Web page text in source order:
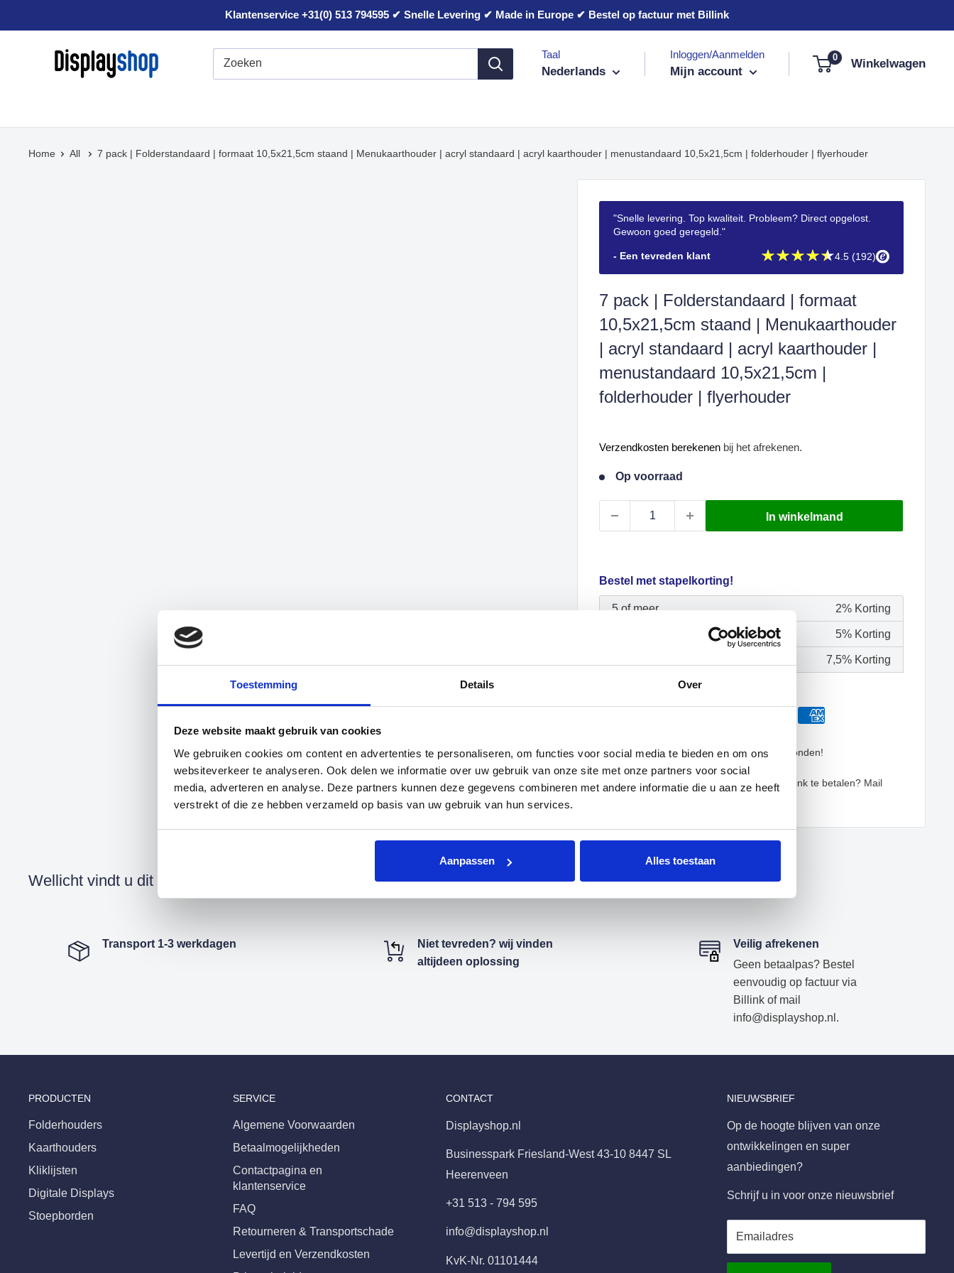
Toestemming Details Over
Deze website maakt gebruik van cookies
We gebruiken cookies om content en advertenties te personaliseren, om functies voor social media te bieden en om ons
websiteverkeer te analyseren. Ook delen we informatie over uw gebruik van onze site met onze partners voor social
media, adverteren en analyse. Deze partners kunnen deze gegevens combineren met andere informatie die u aan ze heeft
verstrekt of die ze hebben verzameld op basis van uw gebruik van hun services.
Aanpassen Alles toestaan
voorbij
Klantenservice +31(0) 513 794595 ✔ Snelle Levering ✔ Made in Europe ✔ Bestel op factuur met Billink
Displayshop.nl Taal
Nederlands
Inloggen/Aanmelden
Mijn account
0 Winkelwagen
Home All 7 pack | Folderstandaard | formaat 10,5x21,5cm staand | Menukaarthouder | acryl standaard | acryl kaarthouder | menustandaard 10,5x21,5cm | folderhouder | flyerhouder
"Snelle levering. Top kwaliteit. Probleem? Direct opgelost.
Gewoon goed geregeld."
- Een tevreden klant 4.5 (192)
7 pack | Folderstandaard | formaat
10,5x21,5cm staand | Menukaarthouder
| acryl standaard | acryl kaarthouder |
menustandaard 10,5x21,5cm |
folderhouder | flyerhouder
Verkoopprijs
Verzendkosten berekenen bij het afrekenen.
Op voorraad
In winkelmand
Bestel met stapelkorting!
5 of meer 2% Korting
5% Korting
7,5% Korting
Voor 15:00 besteld is dezelfde dag verzonden!
Koop nu, betaal later met Billink
Geen mogelijkheid om op factuur via Billink te betalen? Mail
Wellicht vindt u dit ook leuk
Transport 1-3 werkdagen
Niet tevreden? wij vinden
altijdeen oplossing
Veilig afrekenen
Geen betaalpas? Bestel
eenvoudig op factuur via
Billink of mail
info@displayshop.nl.
PRODUCTEN
Folderhouders
Kaarthouders
Kliklijsten
Digitale Displays
Stoepborden
SERVICE
Algemene Voorwaarden
Betaalmogelijkheden
Contactpagina en
klantenservice
FAQ
Retourneren & Transportschade
Levertijd en Verzendkosten
CONTACT
Displayshop.nl
Businesspark Friesland-West 43-10 8447 SL
Heerenveen
+31 513 - 794 595
info@displayshop.nl
KvK-Nr. 01101444
NIEUWSBRIEF
Op de hoogte blijven van onze
ontwikkelingen en super
aanbiedingen?
Schrijf u in voor onze nieuwsbrief
Emailadres